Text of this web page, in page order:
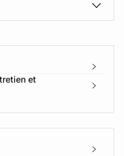
et